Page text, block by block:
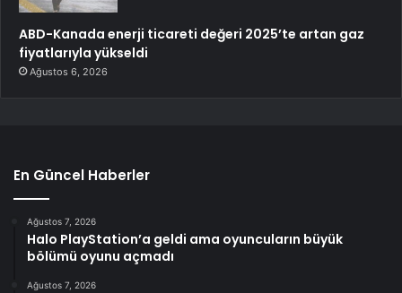
ABD-Kanada enerji ticareti değeri 2025’te artan gaz
fiyatlarıyla yükseldi
Ağustos 6, 2026
En Güncel Haberler
Ağustos 7, 2026
Halo PlayStation’a geldi ama oyuncuların büyük
bölümü oyunu açmadı
Ağustos 7, 2026